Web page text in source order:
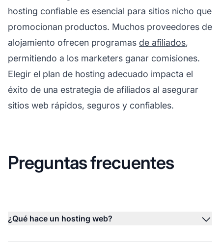
hosting confiable es esencial para sitios nicho que
promocionan productos. Muchos proveedores de
alojamiento ofrecen programas de afiliados,
permitiendo a los marketers ganar comisiones.
Elegir el plan de hosting adecuado impacta el
éxito de una estrategia de afiliados al asegurar
sitios web rápidos, seguros y confiables.
Preguntas frecuentes
¿Qué hace un hosting web?